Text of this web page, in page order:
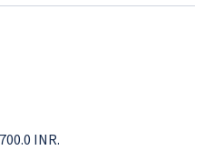
INR.